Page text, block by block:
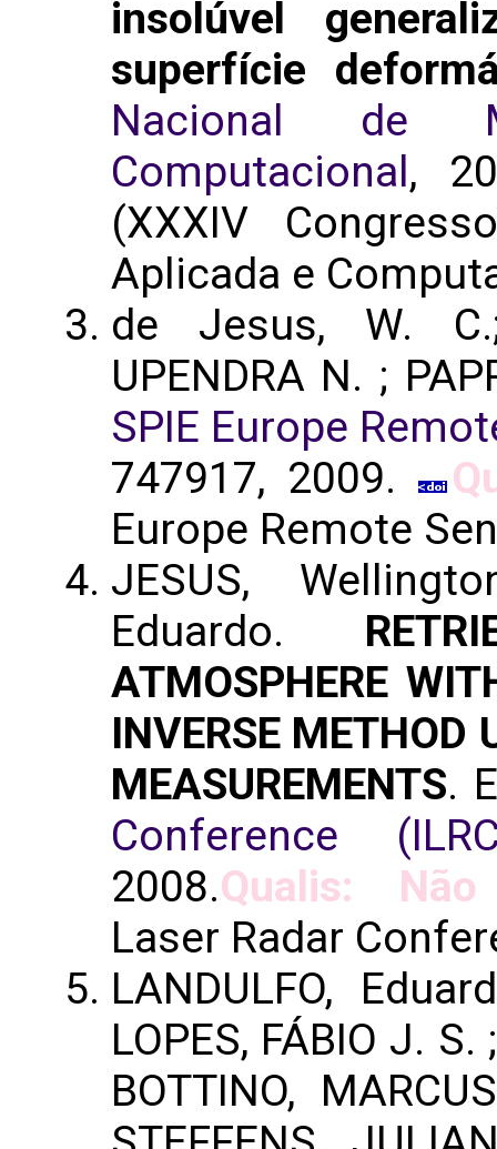
insolúvel
superfície
Nacional de
Computacional,
(XXXIV
Aplicada e
de Jesus, W.
UPENDRA N. ;
SPIE Europe
747917, 2009.
Europe Remote
JESUS,
Eduardo.
ATMOSPHERE
INVERSE METHOD
MEASUREMENTS.
Conference
2008.Qualis:
Laser Radar
LANDULFO,
LOPES, FÁBIO J.
BOTTINO,